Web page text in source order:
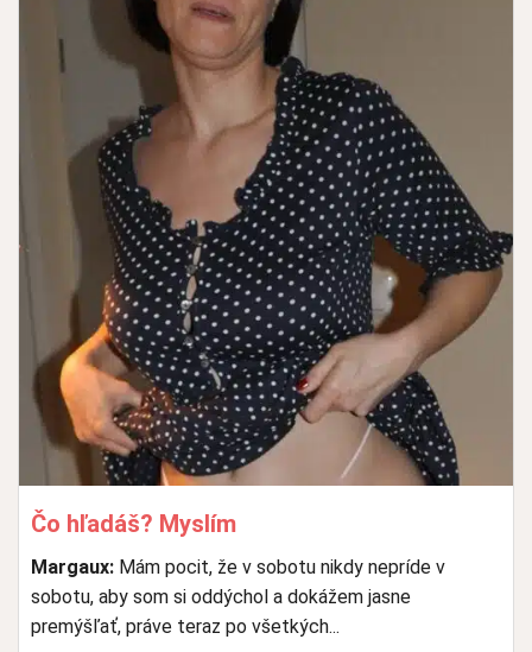
Čo hľadáš? Myslím
Margaux: Mám pocit, že v sobotu nikdy nepríde v
sobotu, aby som si oddýchol a dokážem jasne
premýšľať, práve teraz po všetkých...